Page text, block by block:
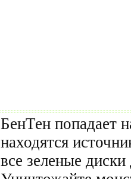
БенТен попадает
находятся
все зеленые